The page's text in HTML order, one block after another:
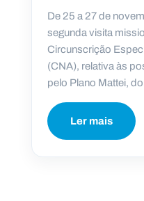
De 25 a 27 de
segunda visita
Circunscrição
(CNA), relativa às
pelo Plano Mattei,
Ler mais
.
t
A
e
a
C
n
t
a
c